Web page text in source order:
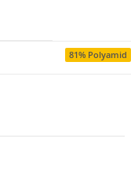
81% Polyamid